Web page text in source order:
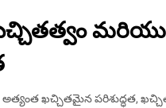
మరియు
అత్యంత ఖచ్చితమైన పరిశుద్ధత,